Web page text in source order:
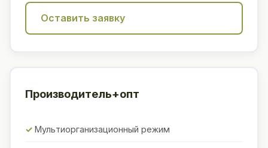
Оставить заявку
Производитель+опт
Мультиорганизационный режим